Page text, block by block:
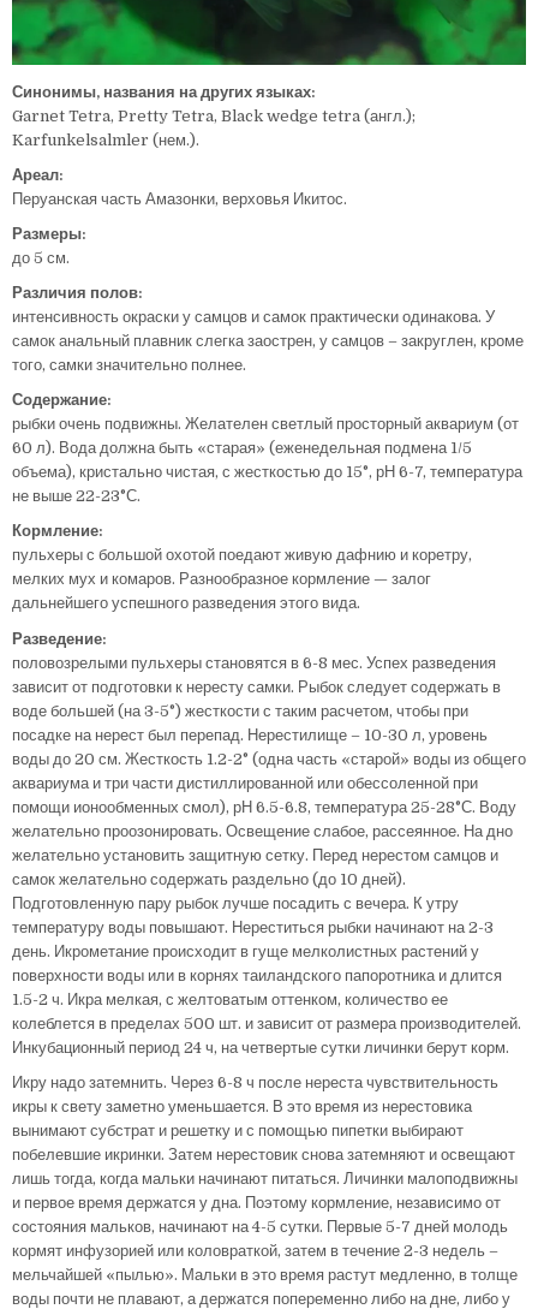
Синонимы, названия на других языках:
Garnet Tetra, Pretty Tetra, Black wedge tetra (англ.);
Karfunkelsalmler (нем.).
Ареал:
Перуанская часть Амазонки, верховья Икитос.
Размеры:
до 5 см.
Различия полов:
интенсивность окраски у самцов и самок практически одинакова. У
самок анальный плавник слегка заострен, у самцов – закруглен, кроме
того, самки значительно полнее.
Содержание:
рыбки очень подвижны. Желателен светлый просторный аквариум (от
60 л). Вода должна быть «старая» (еженедельная подмена 1/5
объема), кристально чистая, с жесткостью до 15°, рН 6-7, температура
не выше 22-23°С.
Кормление:
пульхеры с большой охотой поедают живую дафнию и коретру,
мелких мух и комаров. Разнообразное кормление — залог
дальнейшего успешного разведения этого вида.
Разведение:
половозрелыми пульхеры становятся в 6-8 мес. Успех разведения
зависит от подготовки к нересту самки. Рыбок следует содержать в
воде большей (на 3-5°) жесткости с таким расчетом, чтобы при
посадке на нерест был перепад. Нерестилище – 10-30 л, уровень
воды до 20 см. Жесткость 1.2-2° (одна часть «старой» воды из общего
аквариума и три части дистиллированной или обессоленной при
помощи ионообменных смол), рН 6.5-6.8, температура 25-28°С. Воду
желательно проозонировать. Освещение слабое, рассеянное. На дно
желательно установить защитную сетку. Перед нерестом самцов и
самок желательно содержать раздельно (до 10 дней).
Подготовленную пару рыбок лучше посадить с вечера. К утру
температуру воды повышают. Нереститься рыбки начинают на 2-3
день. Икрометание происходит в гуще мелколистных растений у
поверхности воды или в корнях таиландского папоротника и длится
1.5-2 ч. Икра мелкая, с желтоватым оттенком, количество ее
колеблется в пределах 500 шт. и зависит от размера производителей.
Инкубационный период 24 ч, на четвертые сутки личинки берут корм.
Икру надо затемнить. Через 6-8 ч после нереста чувствительность
икры к свету заметно уменьшается. В это время из нерестовика
вынимают субстрат и решетку и с помощью пипетки выбирают
побелевшие икринки. Затем нерестовик снова затемняют и освещают
лишь тогда, когда мальки начинают питаться. Личинки малоподвижны
и первое время держатся у дна. Поэтому кормление, независимо от
состояния мальков, начинают на 4-5 сутки. Первые 5-7 дней молодь
кормят инфузорией или коловраткой, затем в течение 2-3 недель –
мельчайшей «пылью». Мальки в это время растут медленно, в толще
воды почти не плавают, а держатся попеременно либо на дне, либо у